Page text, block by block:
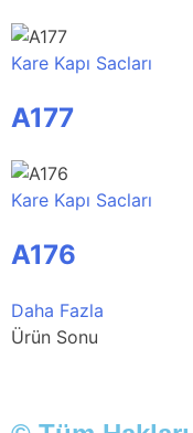
Kare Kapı Sacları
A177
Kare Kapı Sacları
A176
Daha Fazla
Ürün Sonu